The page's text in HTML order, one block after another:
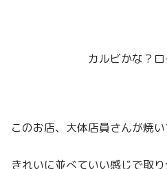
カルビかな？
このお店、大体店員さんが焼い
きれいに並べていい感じで取